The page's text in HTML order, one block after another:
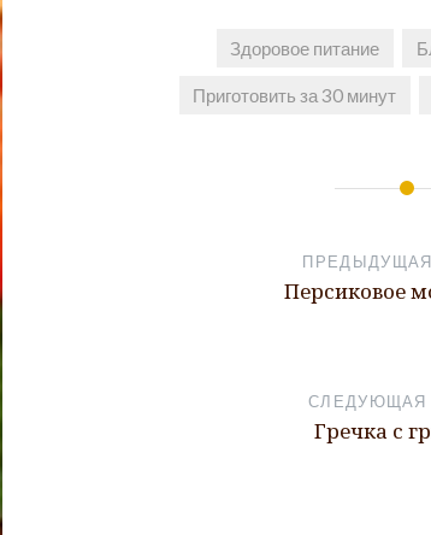
Здоровое питание
Приготовить за 30 минут
Навигация
записям
Персиковое
СЛЕДУЮЩАЯ
Гречка с